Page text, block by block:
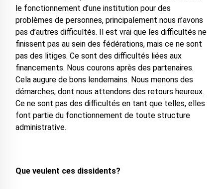
le fonctionnement d’une institution pour des
problèmes de personnes, principalement nous n’avons
pas d’autres difficultés. Il est vrai que les difficultés ne
finissent pas au sein des fédérations, mais ce ne sont
pas des litiges. Ce sont des difficultés liées aux
financements. Nous courons après des partenaires.
Cela augure de bons lendemains. Nous menons des
démarches, dont nous attendons des retours heureux.
Ce ne sont pas des difficultés en tant que telles, elles
font partie du fonctionnement de toute structure
administrative.
Que veulent ces dissidents?